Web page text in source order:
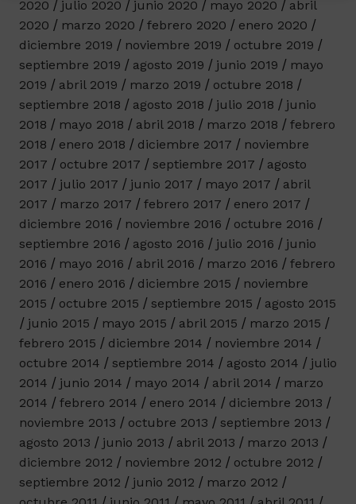
2020
julio 2020 junio 2020 mayo 2020
abril
2020
marzo 2020 febrero 2020
enero 2020
diciembre 2019
noviembre 2019
octubre 2019
septiembre 2019
agosto 2019 junio 2019
mayo
2019
abril 2019 marzo 2019
octubre 2018
septiembre 2018
agosto 2018 julio 2018
junio
2018
mayo 2018 abril 2018 marzo 2018
febrero
2018
enero 2018 diciembre 2017
noviembre
2017
octubre 2017 septiembre 2017
agosto
2017
julio 2017 junio 2017 mayo 2017
abril
2017
marzo 2017 febrero 2017
enero 2017
diciembre 2016
noviembre 2016
octubre 2016
septiembre 2016
agosto 2016 julio 2016
junio
2016
mayo 2016 abril 2016 marzo 2016
febrero
2016
enero 2016 diciembre 2015
noviembre
2015
octubre 2015 septiembre 2015
agosto 2015
junio 2015
mayo 2015 abril 2015
marzo 2015
febrero 2015
diciembre 2014
noviembre 2014
octubre 2014
septiembre 2014 agosto 2014
julio
2014
junio 2014 mayo 2014 abril 2014
marzo
2014
febrero 2014 enero 2014
diciembre 2013
noviembre 2013
octubre 2013
septiembre 2013
agosto 2013
junio 2013 abril 2013
marzo 2013
diciembre 2012
noviembre 2012
octubre 2012
septiembre 2012
junio 2012
marzo 2012